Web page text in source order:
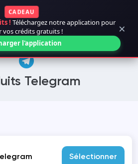
CADEAU
! Téléchargez notre application pour
vos crédits gratuits !
l'application
×
Telegram
Sélectionner